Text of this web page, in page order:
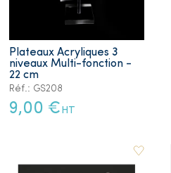
Plateaux Acryliques 3
niveaux Multi-fonction -
22 cm
Réf.: GS208
9,00 € HT